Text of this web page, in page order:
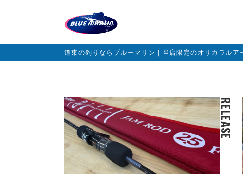
道東の釣りならブルーマリン｜当店限定のオリカラルア
RELEASE